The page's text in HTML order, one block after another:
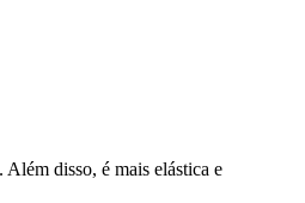
disso, é mais elástica e